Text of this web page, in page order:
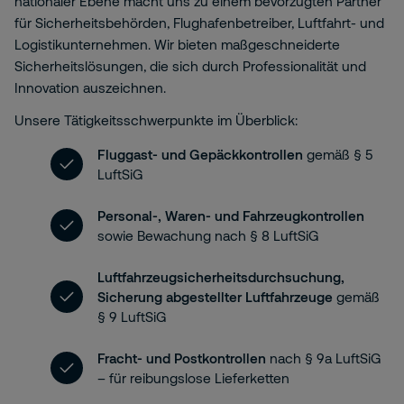
für Sicherheitsbehörden, Flughafenbetreiber, Luftfahrt- und
Logistikunternehmen. Wir bieten maßgeschneiderte
Sicherheitslösungen, die sich durch Professionalität und
Innovation auszeichnen.
Unsere Tätigkeitsschwerpunkte im Überblick:
Fluggast- und Gepäckkontrollen gemäß § 5
LuftSiG
Personal-, Waren- und Fahrzeugkontrollen
sowie Bewachung nach § 8 LuftSiG
Luftfahrzeugsicherheitsdurchsuchung,
Sicherung abgestellter Luftfahrzeuge gemäß
§ 9 LuftSiG
Fracht- und Postkontrollen nach § 9a LuftSiG
– für reibungslose Lieferketten